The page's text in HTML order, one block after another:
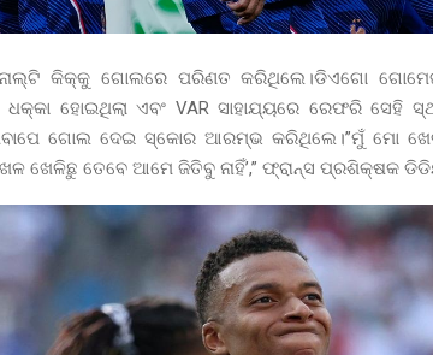
କିକ୍‌କୁ ଗୋଲରେ ପରିଣତ କରିଥିଲେ।ଡିଏଗୋ
ହୋଇଥିଲା ଏବଂ VAR ସାହାଯ୍ୟରେ ରେଫରି ସେହି
ଗୋଲ ଦେଇ ସ୍କୋର ଆରମ୍ଭ କରିଥିଲେ।”ମୁଁ ମୋ
ଖେଳିଛୁ ତେବେ ଆମେ ଜିତିବୁ ନାହିଁ’,” ଫ୍ରାନ୍ସ ପ୍ରଶିକ୍ଷକ